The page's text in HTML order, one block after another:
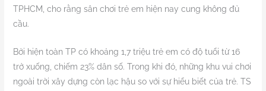
TPHCM, cho rằng sân chơi trẻ em hiện nay cung không đủ
cầu.
Bởi hiện toàn TP có khoảng 1,7 triệu trẻ em có độ tuổi từ 16
trở xuống, chiếm 23% dân số. Trong khi đó, những khu vui chơi
ngoài trời xây dựng còn lạc hậu so với sự hiểu biết của trẻ. TS